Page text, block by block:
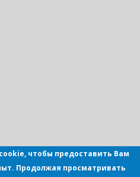
чтобы предоставить Вам
Продолжая просматривать